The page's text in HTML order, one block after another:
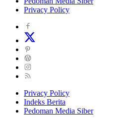
Privacy Policy
Privacy Policy
Indeks Berita
Pedoman Media Siber